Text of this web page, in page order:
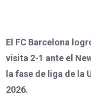
El FC Barcelona
visita 2-1 ante el
la fase de liga de la
2026.